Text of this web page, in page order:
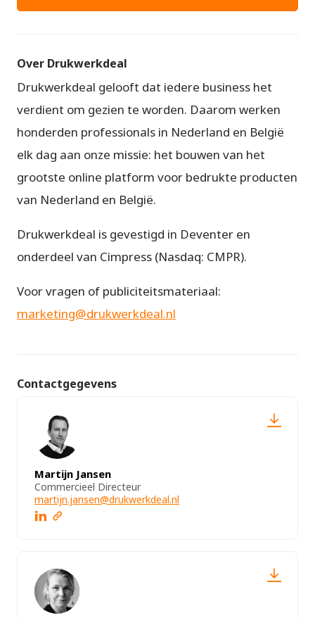
Over Drukwerkdeal
Drukwerkdeal gelooft dat iedere business het
verdient om gezien te worden. Daarom werken
honderden professionals in Nederland en België
elk dag aan onze missie: het bouwen van het
grootste online platform voor bedrukte producten
van Nederland en België.
Drukwerkdeal is gevestigd in Deventer en
onderdeel van Cimpress (Nasdaq: CMPR).
Voor vragen of publiciteitsmateriaal:
marketing@drukwerkdeal.nl
Contactgegevens
Martijn Jansen
Commercieel Directeur
martijn.jansen@drukwerkdeal.nl